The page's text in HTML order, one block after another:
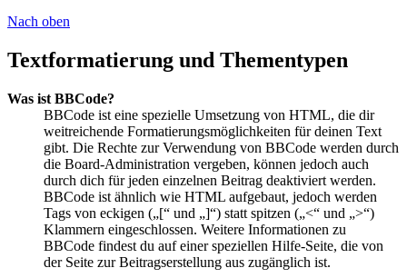
Nach oben
Textformatierung und Thementypen
Was ist BBCode?
BBCode ist eine spezielle Umsetzung von HTML, die dir
weitreichende Formatierungsmöglichkeiten für deinen Text
gibt. Die Rechte zur Verwendung von BBCode werden durch
die Board-Administration vergeben, können jedoch auch
durch dich für jeden einzelnen Beitrag deaktiviert werden.
BBCode ist ähnlich wie HTML aufgebaut, jedoch werden
Tags von eckigen („[“ und „]“) statt spitzen („<“ und „>“)
Klammern eingeschlossen. Weitere Informationen zu
BBCode findest du auf einer speziellen Hilfe-Seite, die von
der Seite zur Beitragserstellung aus zugänglich ist.